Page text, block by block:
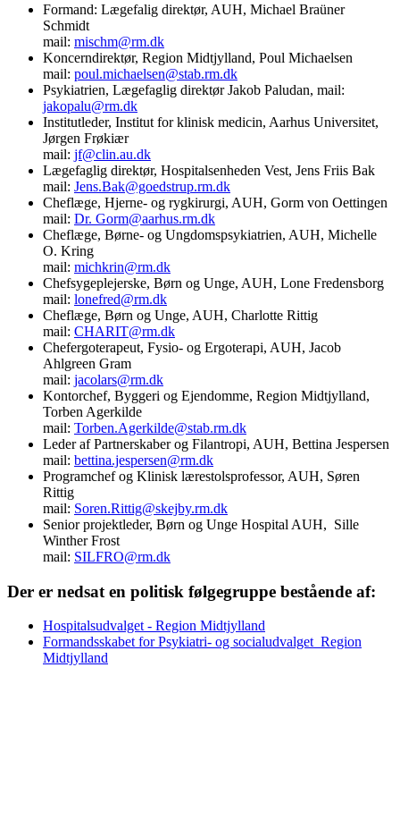
Formand: Lægefalig direktør, AUH, Michael Braüner
Schmidt
mail: mischm@rm.dk
Koncerndirektør, Region Midtjylland, Poul Michaelsen
mail: poul.michaelsen@stab.rm.dk
Psykiatrien, Lægefaglig direktør Jakob Paludan, mail:
jakopalu@rm.dk
Institutleder, Institut for klinisk medicin, Aarhus Universitet,
Jørgen Frøkiær
mail: jf@clin.au.dk
Lægefaglig direktør, Hospitalsenheden Vest, Jens Friis Bak
mail: Jens.Bak@goedstrup.rm.dk
Cheflæge, Hjerne- og rygkirurgi, AUH, Gorm von Oettingen
mail: Dr. Gorm@aarhus.rm.dk
Cheflæge, Børne- og Ungdomspsykiatrien, AUH, Michelle
O. Kring
mail: michkrin@rm.dk
Chefsygeplejerske, Børn og Unge, AUH, Lone Fredensborg
mail: lonefred@rm.dk
Cheflæge, Børn og Unge, AUH, Charlotte Rittig
mail: CHARIT@rm.dk
Chefergoterapeut, Fysio- og Ergoterapi, AUH, Jacob
Ahlgreen Gram
mail: jacolars@rm.dk
Kontorchef, Byggeri og Ejendomme, Region Midtjylland,
Torben Agerkilde
mail: Torben.Agerkilde@stab.rm.dk
Leder af Partnerskaber og Filantropi, AUH, Bettina Jespersen
mail: bettina.jespersen@rm.dk
Programchef og Klinisk lærestolsprofessor, AUH, Søren
Rittig
mail: Soren.Rittig@skejby.rm.dk
Senior projektleder, Børn og Unge Hospital AUH, Sille
Winther Frost
mail: SILFRO@rm.dk
Der er nedsat en politisk følgegruppe bestående af:
Hospitalsudvalget - Region Midtjylland
Formandsskabet for Psykiatri- og socialudvalget Region
Midtjylland